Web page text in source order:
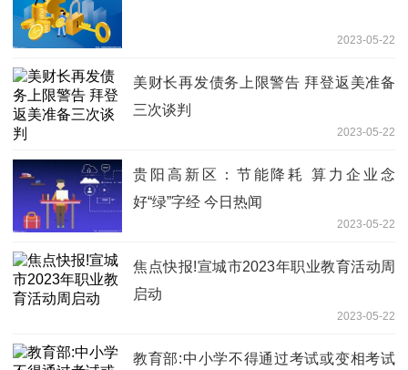
2023-05-22
美财长再发债务上限警告 拜登返美准备
三次谈判
2023-05-22
贵阳高新区：节能降耗 算力企业念
好“绿”字经 今日热闻
2023-05-22
焦点快报!宣城市2023年职业教育活动周
启动
2023-05-22
教育部:中小学不得通过考试或变相考试